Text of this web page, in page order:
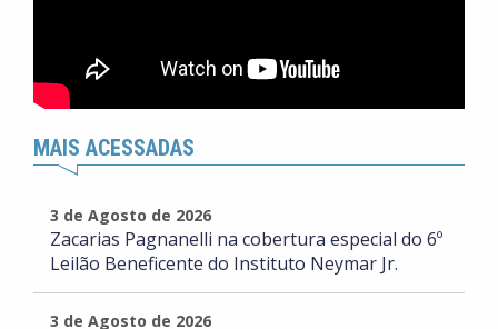
MAIS ACESSADAS
3 de Agosto de 2026
Zacarias Pagnanelli na cobertura especial do 6º
Leilão Beneficente do Instituto Neymar Jr.
3 de Agosto de 2026